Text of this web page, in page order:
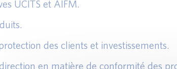
UCITS et AIFM.
des clients et investissements.
en matière de conformité des